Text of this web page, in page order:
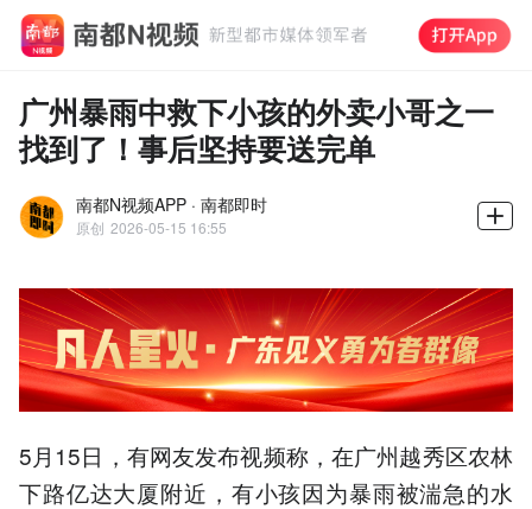
广州暴雨中救下小孩的外卖小哥之一
找到了！事后坚持要送完单
南都N视频APP · 南都即时
原创 2026-05-15 16:55
5月15日，有网友发布视频称，在广州越秀区农林
下路亿达大厦附近，有小孩因为暴雨被湍急的水